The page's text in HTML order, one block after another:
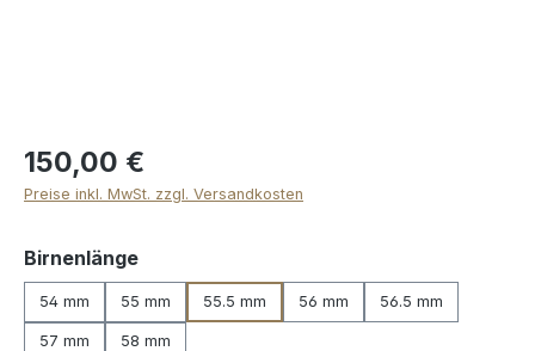
150,00 €
Preise inkl. MwSt. zzgl. Versandkosten
Birnenlängeauswählen
54 mm 55 mm 55.5 mm 56 mm 56.5 mm
57 mm 58 mm